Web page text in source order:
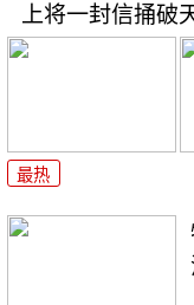
上将一封信捅破
最热